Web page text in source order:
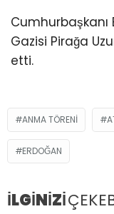
Cumhurbaşkanı
Gazisi Pirağa
etti.
ANMA TÖRENI
ERDOĞAN
İLGİNİZİ